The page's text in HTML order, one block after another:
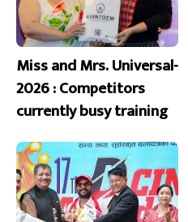
Miss and Mrs. Universal-
2026 : Competitors
currently busy training